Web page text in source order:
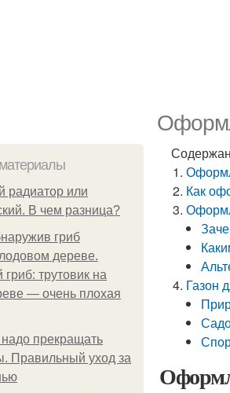
или
В чем разница?
гриб
дереве.
трутовик на
— очень плохая
прекращать
Правильный уход за
Как
Газон